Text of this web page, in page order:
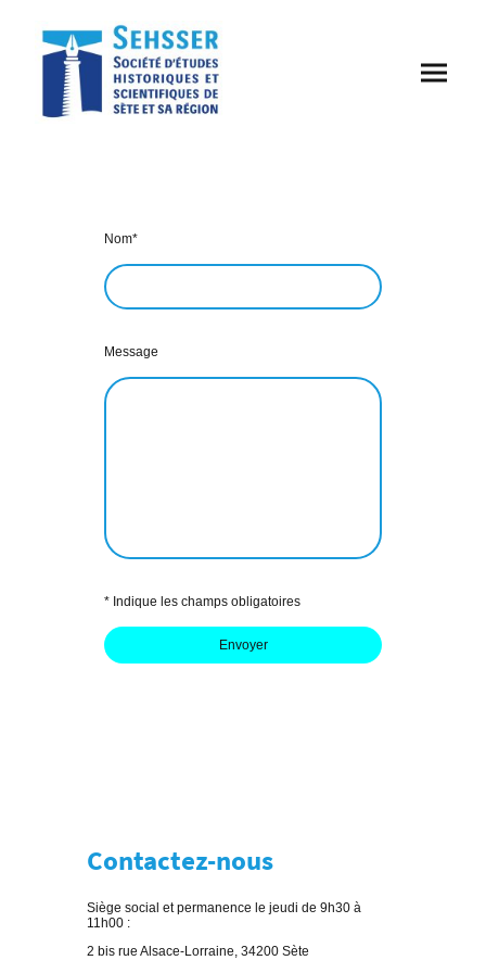
Nom*
Message
* Indique les champs obligatoires
Envoyer
Contactez-nous
Siège social et permanence le jeudi de 9h30 à
11h00 :
2 bis rue Alsace-Lorraine, 34200 Sète